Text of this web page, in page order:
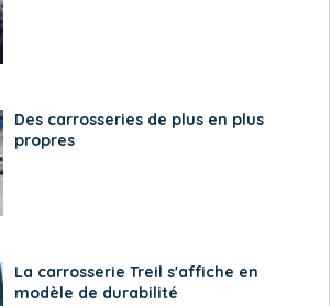
Des carrosseries de plus en plus
propres
La carrosserie Treil s'affiche en
modèle de durabilité